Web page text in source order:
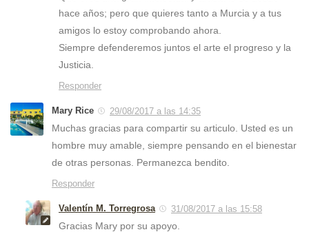
hace años; pero que quieres tanto a Murcia y a tus
amigos lo estoy comprobando ahora.
Siempre defenderemos juntos el arte el progreso y la
Justicia.
Responder
Mary Rice 29/08/2017 a las 14:35
Muchas gracias para compartir su articulo. Usted es un
hombre muy amable, siempre pensando en el bienestar
de otras personas. Permanezca bendito.
Responder
Valentín M. Torregrosa 31/08/2017 a las 15:58
Gracias Mary por su apoyo.